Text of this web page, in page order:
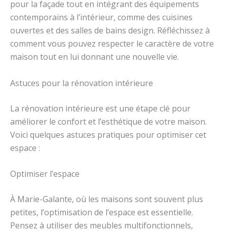
pour la façade tout en intégrant des équipements
contemporains à l’intérieur, comme des cuisines
ouvertes et des salles de bains design. Réfléchissez à
comment vous pouvez respecter le caractère de votre
maison tout en lui donnant une nouvelle vie.
Astuces pour la rénovation intérieure
La rénovation intérieure est une étape clé pour
améliorer le confort et l’esthétique de votre maison.
Voici quelques astuces pratiques pour optimiser cet
espace :
Optimiser l’espace
À Marie-Galante, où les maisons sont souvent plus
petites, l’optimisation de l’espace est essentielle.
Pensez à utiliser des meubles multifonctionnels,